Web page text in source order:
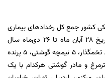
کشور جمع کل رخدادهای بیماری
آنفلوانزای فوق حاد پرندگان در ایران از تاریخ ۲۸ آبان ماه تا ۲۶ دی‌ماه سال
جاری ۲۶ مورد بوده که از این تعداد ۹ عدد تخمگذار، ۵ نیمچه گوشتی، ۵ پرنده
شترمرغ و مادر گوشتی هرکدام با یک